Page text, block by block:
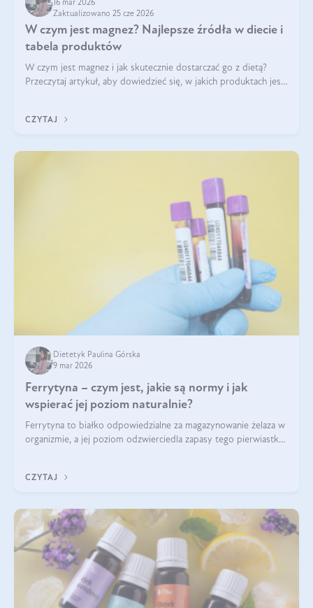
16 mar 2026
Zaktualizowano 25 cze 2026
W czym jest magnez? Najlepsze źródła w diecie i
tabela produktów
W czym jest magnez i jak skutecznie dostarczać go z dietą?
Przeczytaj artykuł, aby dowiedzieć się, w jakich produktach jest
CZYTAJ
Dietetyk Paulina Górska
9 mar 2026
Ferrytyna – czym jest, jakie są normy i jak
wspierać jej poziom naturalnie?
Ferrytyna to białko odpowiedzialne za magazynowanie żelaza w
organizmie, a jej poziom odzwierciedla zapasy tego pierwiastka.
funkcjonowanie (
CZYTAJ